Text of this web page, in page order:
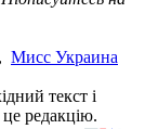
, Мисс Украина
текст і
редакцію.